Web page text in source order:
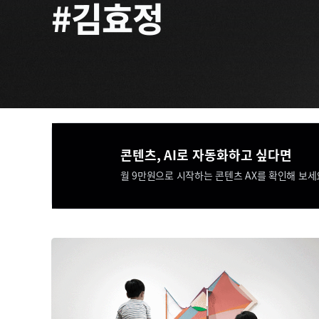
#김효정
콘텐츠, AI로 자동화하고 싶다면​​
월 9만원으로 시작하는 콘텐츠 AX를 확인해 보